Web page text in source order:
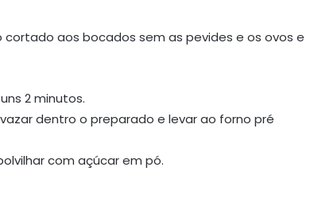
aos bocados sem as pevides e os ovos e
2 minutos.
dentro o preparado e levar ao forno pré
com açúcar em pó.